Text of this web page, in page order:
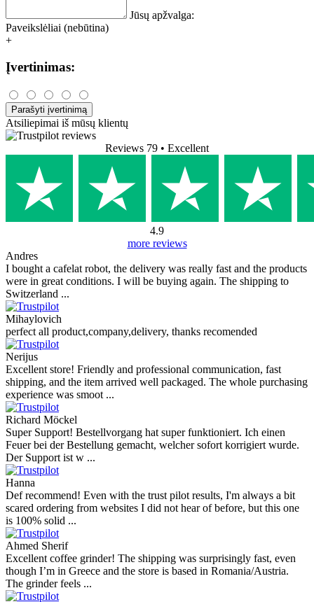
Jūsų apžvalga:
Paveikslėliai (nebūtina)
+
Įvertinimas:
Parašyti įvertinimą
Atsiliepimai iš mūsų klientų
Reviews 79 • Excellent
4.9
more reviews
Andres
I bought a cafelat robot, the delivery was really fast and the products
were in great conditions. I will be buying again. The shipping to
Switzerland ...
Mihaylovich
perfect all product,company,delivery, thanks recomended
Nerijus
Excellent store! Friendly and professional communication, fast
shipping, and the item arrived well packaged. The whole purchasing
experience was smoot ...
Richard Möckel
Super Support! Bestellvorgang hat super funktioniert. Ich einen
Feuer bei der Bestellung gemacht, welcher sofort korrigiert wurde.
Der Support ist w ...
Hanna
Def recommend! Even with the trust pilot results, I'm always a bit
scared ordering from websites I did not hear of before, but this one
is 100% solid ...
Ahmed Sherif
Excellent coffee grinder! The shipping was surprisingly fast, even
though I’m in Greece and the store is based in Romania/Austria.
The grinder feels ...